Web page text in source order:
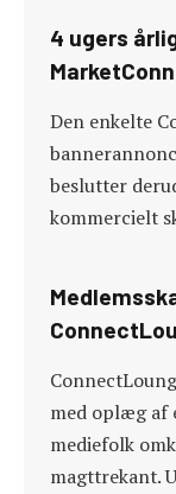
4 ugers
Den enkelte
beslutter
kommercielt
med oplæg af
mediefolk
magttrekant.